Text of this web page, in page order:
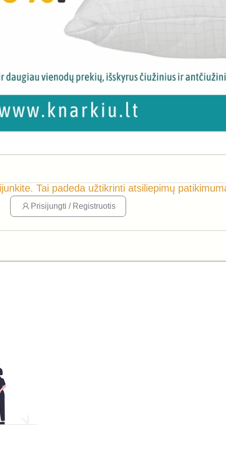
Tai padeda užtikrinti atsiliepimų
Prisijungti / Registruotis